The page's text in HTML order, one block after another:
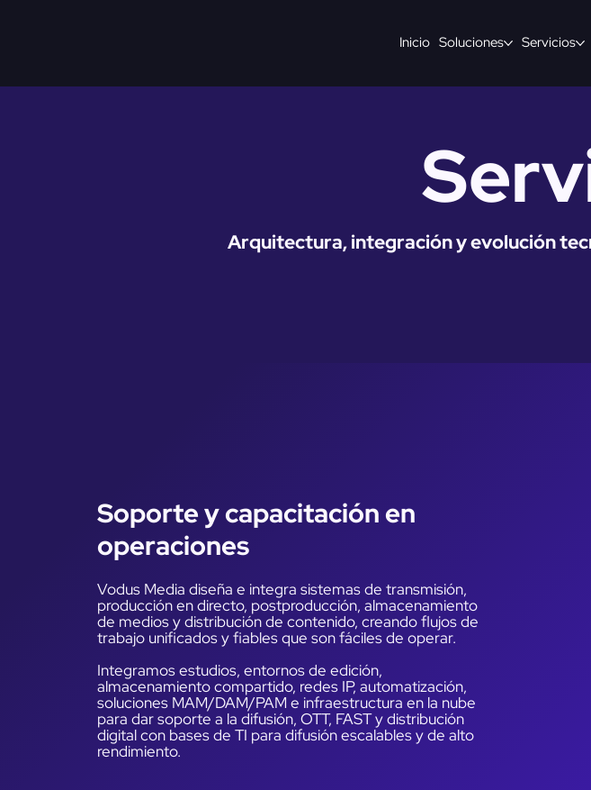
Arquitectura, integración y evolución
Soporte y capacitación en
operaciones
Vodus Media diseña e integra sistemas de transmisión,
producción en directo, postproducción, almacenamiento
de medios y distribución de contenido, creando flujos de
trabajo unificados y fiables que son fáciles de operar.
Integramos estudios, entornos de edición,
almacenamiento compartido, redes IP, automatización,
soluciones MAM/DAM/PAM e infraestructura en la nube
para dar soporte a la difusión, OTT, FAST y distribución
digital con bases de TI para difusión escalables y de alto
rendimiento.
Inicio Soluciones Servicios